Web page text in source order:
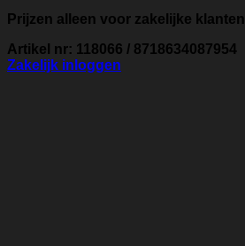
Prijzen alleen voor zakelijke klanten
Artikel nr: 118066 / 8718634087954
Zakelijk inloggen